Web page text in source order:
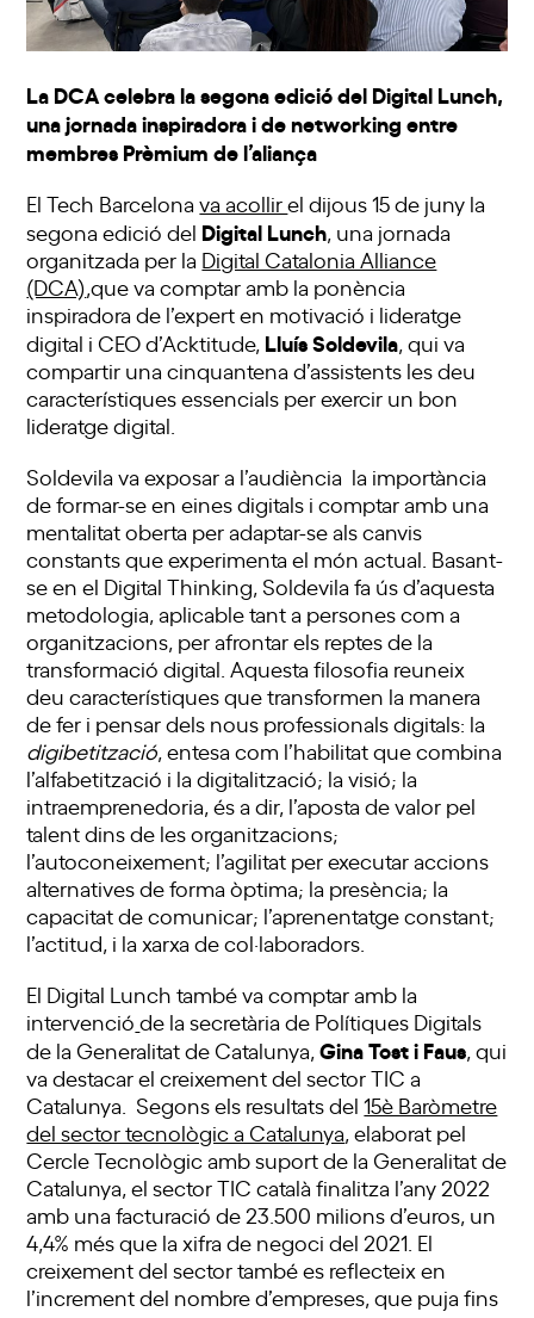
La DCA celebra la segona edició del Digital Lunch,
una jornada inspiradora i de networking entre
membres Prèmium de l’aliança
El Tech Barcelonava acollirel dijous 15 de juny la
segona edició del Digital Lunch, una jornada
organitzada per la Digital Catalonia Alliance
(DCA),que va comptar amb la ponència
inspiradora de l’expert en motivació i lideratge
digital i CEO d’Acktitude, Lluís Soldevila, qui va
compartir una cinquantena d’assistents les deu
característiques essencials per exercir un bon
lideratge digital.
Soldevila va exposar a l’audiència la importància
de formar-se en eines digitals i comptar amb una
mentalitat oberta per adaptar-se als canvis
constants que experimenta el món actual. Basant-
se en el Digital Thinking, Soldevila fa ús d’aquesta
metodologia, aplicable tant a persones com a
organitzacions, per afrontar els reptes de la
transformació digital. Aquesta filosofia reuneix
deu característiques que transformen la manera
de fer i pensar dels nous professionals digitals: la
digibetització, entesa com l’habilitat que combina
l’alfabetització i la digitalització; la visió; la
intraemprenedoria, és a dir, l’aposta de valor pel
talent dins de les organitzacions;
l’autoconeixement; l’agilitat per executar accions
alternatives de forma òptima; la presència; la
capacitat de comunicar; l’aprenentatge constant;
l’actitud, i la xarxa de col·laboradors.
El Digital Lunch també va comptar amb la
intervenció de la secretària de Polítiques Digitals
de la Generalitat de Catalunya,Gina Tosti Faus, qui
va destacar el creixement del sector TIC a
Catalunya. Segons els resultats del15è Baròmetre
del sector tecnològic a Catalunya, elaborat pel
Cercle Tecnològic amb suport de la Generalitat de
Catalunya, el sector TIC català finalitza l’any 2022
amb una facturació de 23.500 milions d’euros, un
4,4% més que la xifra de negoci del 2021. El
creixement del sector també es reflecteix en
l’increment del nombre d’empreses, que puja fins